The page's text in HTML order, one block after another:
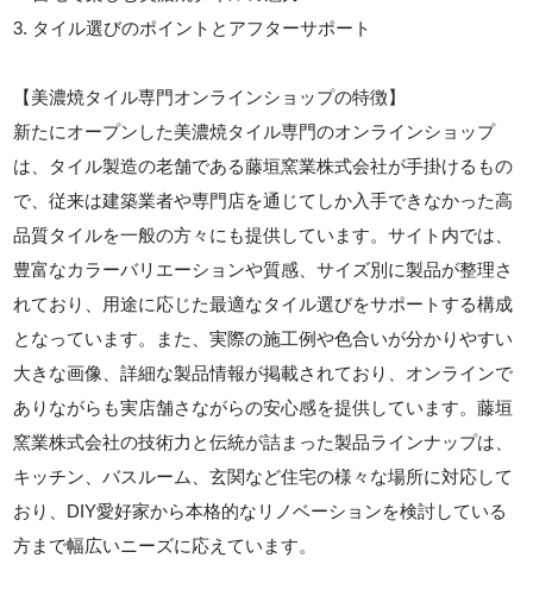
3. タイル選びのポイントとアフターサポート
【美濃焼タイル専門オンラインショップの特徴】
新たにオープンした美濃焼タイル専門のオンラインショップ
は、タイル製造の老舗である藤垣窯業株式会社が手掛けるもの
で、従来は建築業者や専門店を通じてしか入手できなかった高
品質タイルを一般の方々にも提供しています。サイト内では、
豊富なカラーバリエーションや質感、サイズ別に製品が整理さ
れており、用途に応じた最適なタイル選びをサポートする構成
となっています。また、実際の施工例や色合いが分かりやすい
大きな画像、詳細な製品情報が掲載されており、オンラインで
ありながらも実店舗さながらの安心感を提供しています。藤垣
窯業株式会社の技術力と伝統が詰まった製品ラインナップは、
キッチン、バスルーム、玄関など住宅の様々な場所に対応して
おり、DIY愛好家から本格的なリノベーションを検討している
方まで幅広いニーズに応えています。